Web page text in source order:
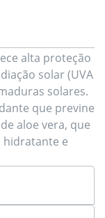
alta proteção
solar (UVA
solares.
que previne
aloe vera, que
hidratante e